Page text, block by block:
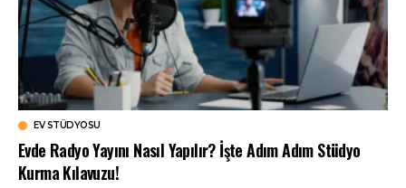
EV STÜDYOSU
Evde Radyo Yayını Nasıl Yapılır? İşte Adım Adım Stüdyo
Kurma Kılavuzu!